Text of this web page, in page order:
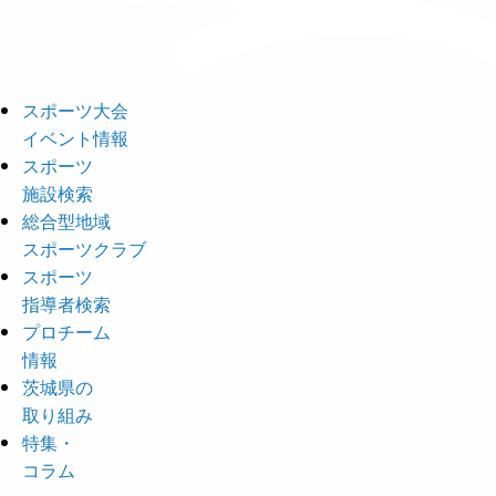
スポーツ大会
イベント情報
スポーツ
施設検索
総合型地域
スポーツクラブ
スポーツ
指導者検索
プロチーム
情報
茨城県の
取り組み
特集・
コラム